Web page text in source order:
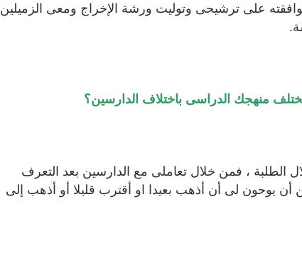
على ترشيحى وتوليت ورشة الإخراج ومعى الزميلين
منهجك الدراسى باختلاف الدارسين؟
، فمن خلال تعاملى مع الدارسين بعد التعرف
يوحون لى أن أذهب بعيدا او أقترب قليلا أو أذهب إلى